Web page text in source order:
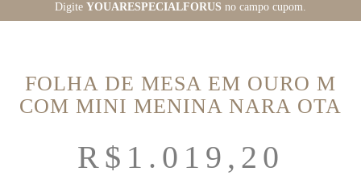
o
Digite YOUARESPECIALFORUS no campo cupom.
FOLHA DE MESA EM OURO M
COM MINI MENINA NARA OTA
R$ 1.019,20